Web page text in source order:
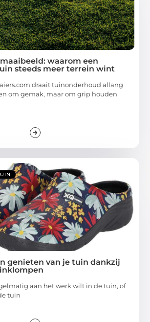
waarom een
steeds meer terrein wint
draait tuinonderhoud allang
om gemak, maar om grip houden
genieten van je tuin dankzij
aan het werk wilt in de tuin, of
tuin